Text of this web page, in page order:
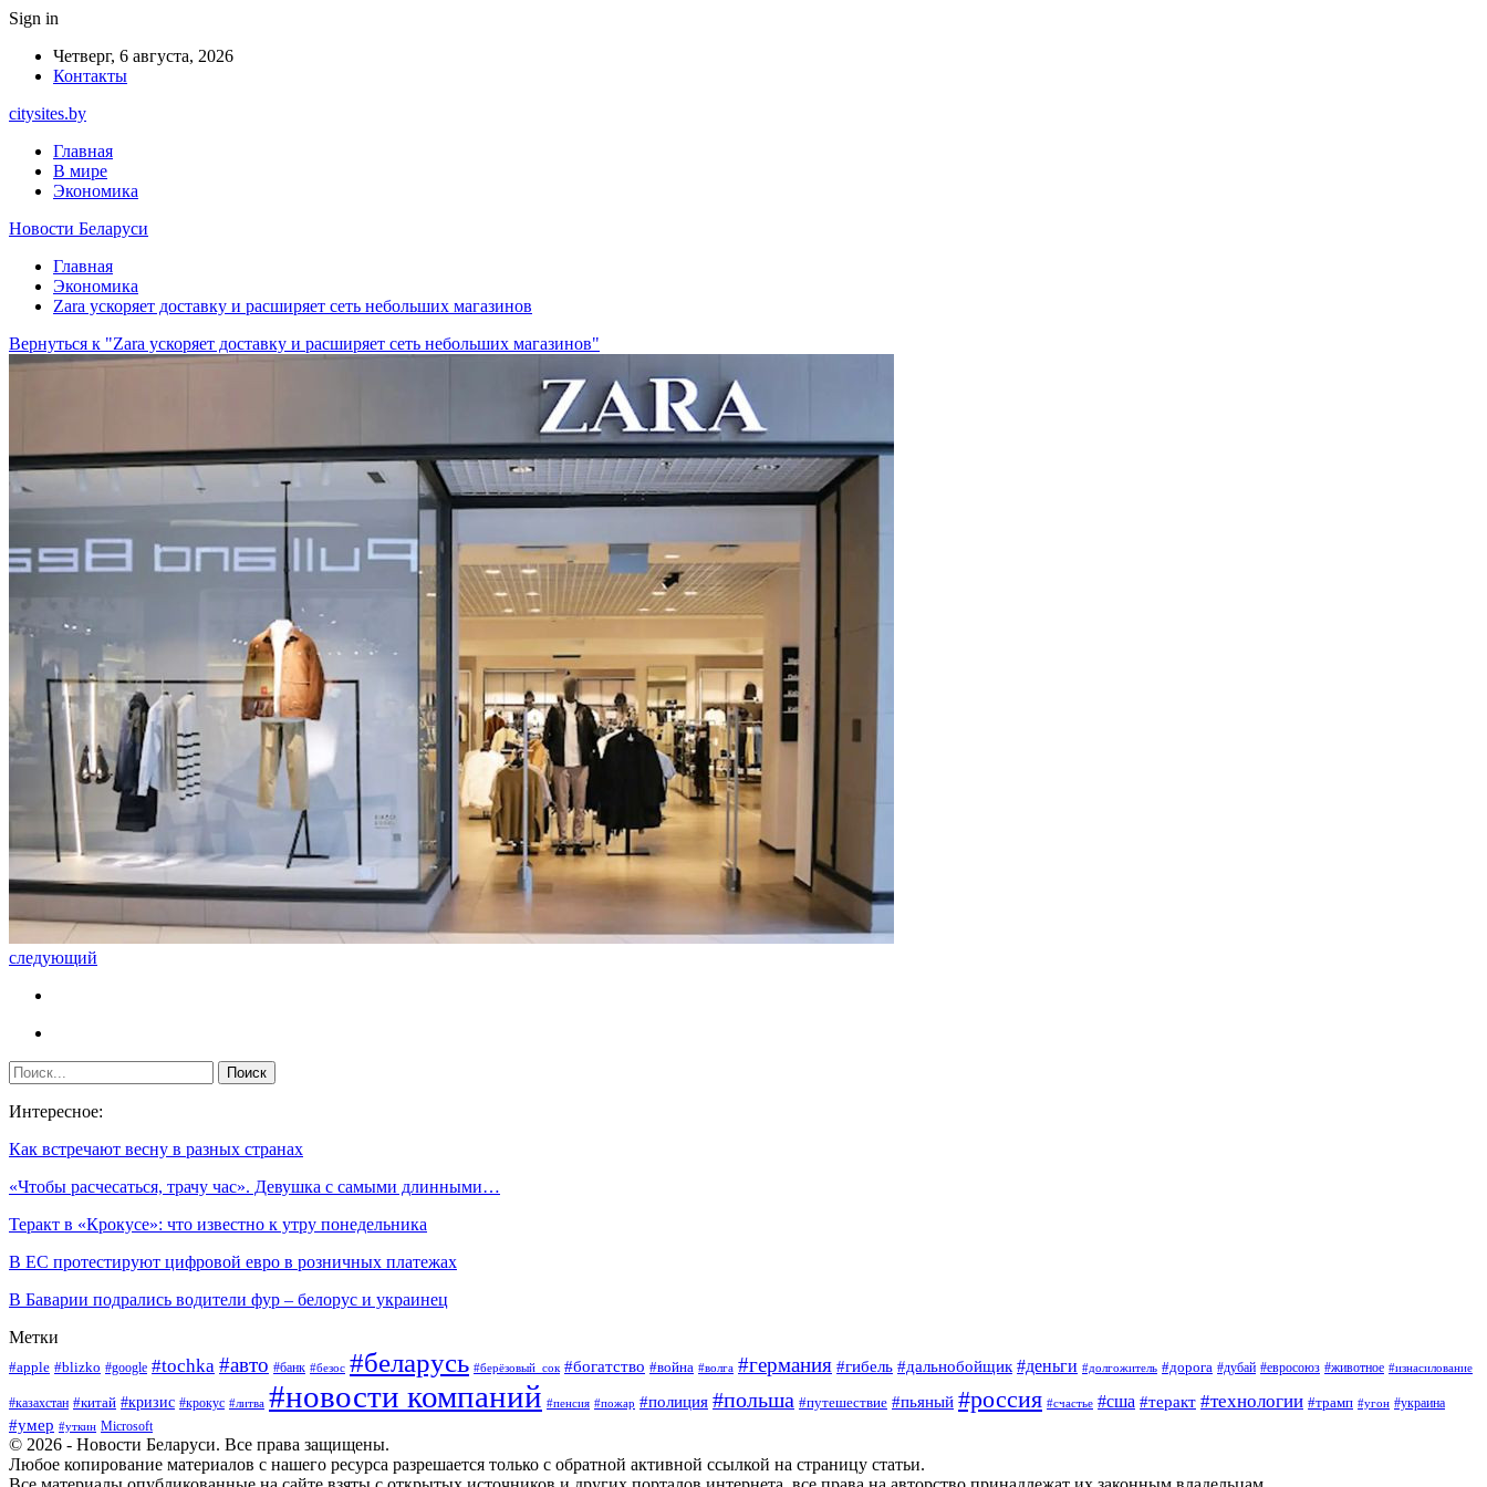
Sign in
Четверг, 6 августа, 2026
Контакты
citysites.by
Главная
В мире
Экономика
Новости Беларуси
Главная
Экономика
Zara ускоряет доставку и расширяет сеть небольших магазинов
Вернуться к "Zara ускоряет доставку и расширяет сеть небольших магазинов"
следующий
Интересное:
Как встречают весну в разных странах
«Чтобы расчесаться, трачу час». Девушка с самыми длинными…
Теракт в «Крокусе»: что известно к утру понедельника
В ЕС протестируют цифровой евро в розничных платежах
В Баварии подрались водители фур – белорус и украинец
Метки
#apple #blizko #google #tochka #авто #банк #безос #беларусь #берёзовый_сок #богатство #война #волга #германия #гибель #дальнобойщик #деньги #долгожитель #дорога #дубай #евросоюз #животное #изнасилование
#казахстан #китай #кризис #крокус #литва #новости компаний #пенсия #пожар #полиция #польша #путешествие #пьяный #россия #счастье #сша #теракт #технологии #трамп #угон #украина
#умер #уткин Microsoft
© 2026 - Новости Беларуси. Все права защищены.
Любое копирование материалов с нашего ресурса разрешается только с обратной активной ссылкой на страницу статьи.